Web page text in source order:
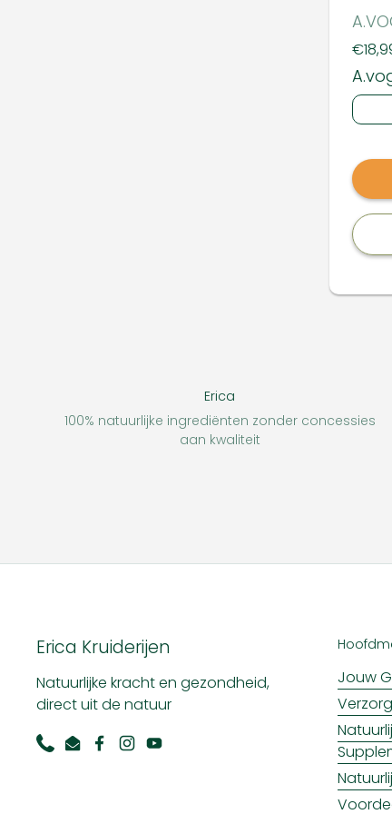
Prijs:
Erica
100% natuurlijke ingrediënten zonder concessies
aan kwaliteit
Erica Kruiderijen
Natuurlijke kracht en gezondheid,
direct uit de natuur
PhoneEmailFacebook
Instagram
YouTube
Jouw